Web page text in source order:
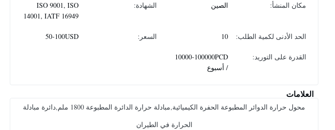
مكان المنشأ: الصين الشهادة:
ISO 9001, ISO
14001, IATF 16949
الحد الأدنى لكمية الطلب: 10 السعر: 50-100USD
القدرة على التوريد:
10000-100000PCD
/ أسبوع
العلامات
محول حرارة الدوائر المطبوعة الحفرة الكيميائية,مبادلة حرارة الدائرة المطبوعة 1800 ملم,دائرة مبادلة
الحرارة في الطيران